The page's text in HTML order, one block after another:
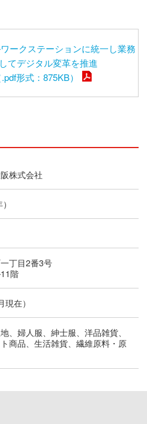
ークステーションに統一し業務
てデジタル変革を推進
形式：875KB）
株式会社
丁目2番3号
階
在）
、婦人服、紳士服、洋品雑貨、
商品、生活雑貨、繊維原料・原